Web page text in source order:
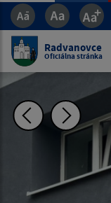
Radvanovce
Oficiálna stránka